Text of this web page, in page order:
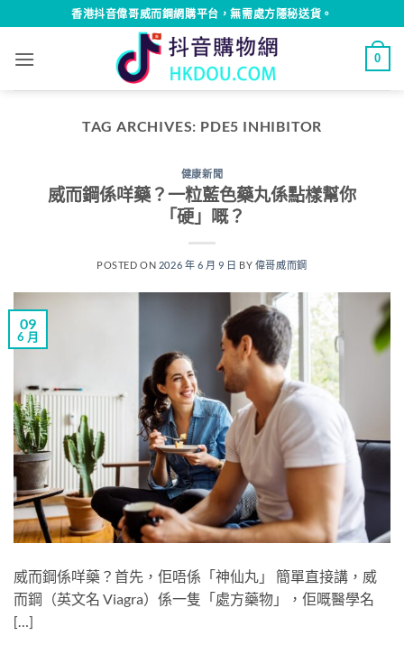
to
content
香港抖音偉哥威而鋼網購平台，無需處方隱秘送貨。
0
TAG ARCHIVES: PDE5 INHIBITOR
健康新聞
威而鋼係咩藥？一粒藍色藥丸係點樣幫你
「硬」嘅？
POSTED ON 2026 年 6 月 9 日 BY 偉哥威而鋼
09
6 月
威而鋼係咩藥？首先，佢唔係「神仙丸」 簡單直接講，威
而鋼（英文名 Viagra）係一隻「處方藥物」，佢嘅醫學名
[…]